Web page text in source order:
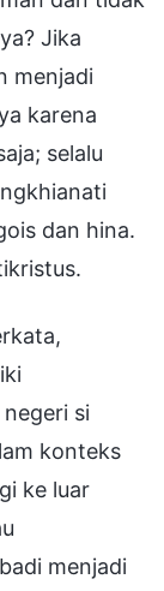
Jika
menjadi
karena
selalu
dan hina.
si
konteks
ke luar
menjadi